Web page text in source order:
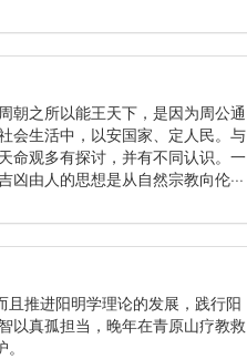
朝之所以能王天下，是因为周公通
会生活中，以安国家、定人民。与
命观多有探讨，并有不同认识。一
由人的思想是从自然宗教向伦···
且推进阳明学理论的发展，践行阳
以真孤担当，晚年在青原山疗教救